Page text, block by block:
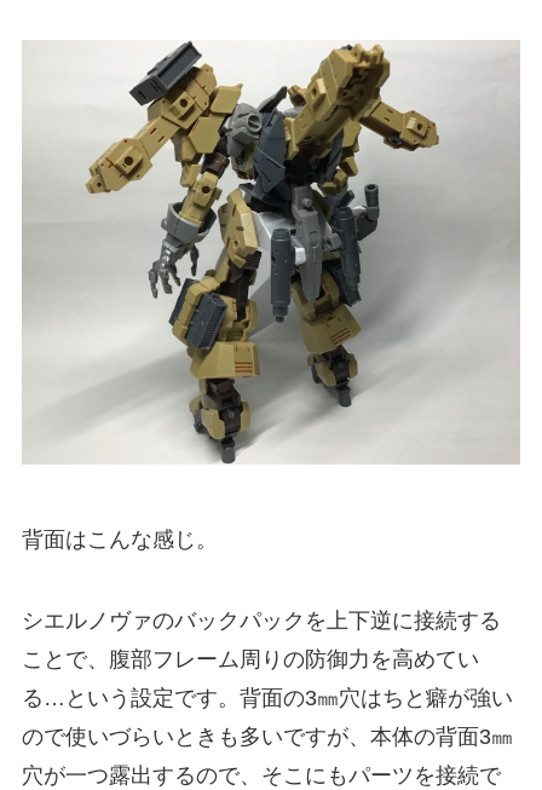
背面はこんな感じ。
シエルノヴァのバックパックを上下逆に接続する
ことで、腹部フレーム周りの防御力を高めてい
る…という設定です。背面の3㎜穴はちと癖が強い
ので使いづらいときも多いですが、本体の背面3㎜
穴が一つ露出するので、そこにもパーツを接続で